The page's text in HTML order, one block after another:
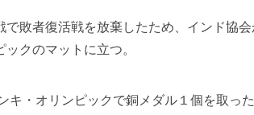
敗者復活戦を放棄したため、インド協
クのマットに立つ。
・オリンピックで銅メダル１個を取っ